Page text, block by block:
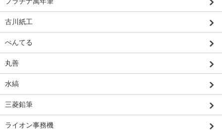
古川紙工
ぺんてる
丸善
水縞
三菱鉛筆
ライオン事務機